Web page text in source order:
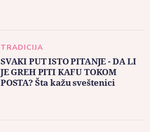
TRADICIJA
SVAKI PUT ISTO PITANJE - DA LI
JE GREH PITI KAFU TOKOM
POSTA? Šta kažu sveštenici